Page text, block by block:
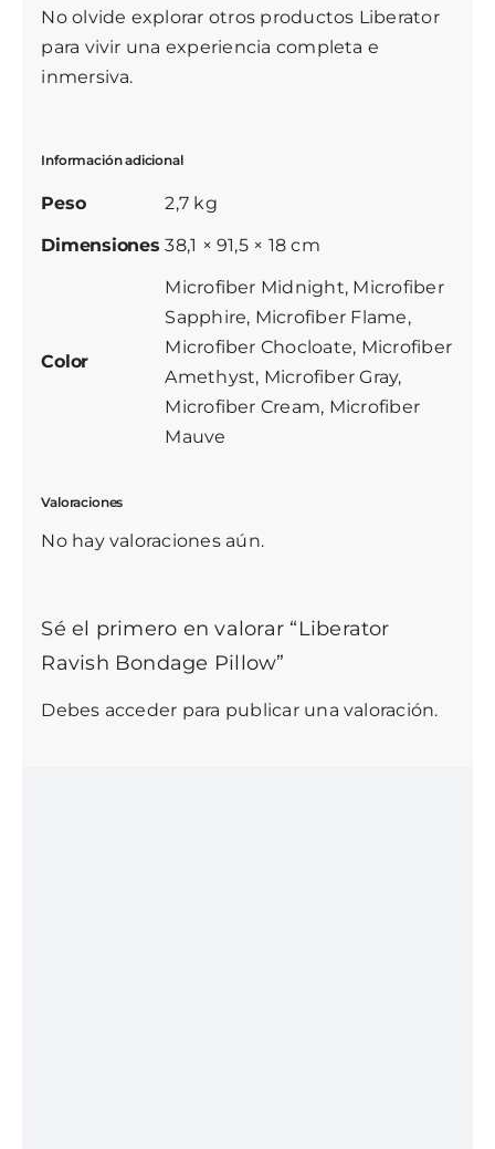
No olvide explorar otros productos Liberator
para vivir una experiencia completa e
inmersiva.
Información adicional
Peso
2,7 kg
Dimensiones 38,1 × 91,5 × 18 cm
Color
Microfiber Midnight, Microfiber
Sapphire, Microfiber Flame,
Microfiber Chocloate, Microfiber
Amethyst, Microfiber Gray,
Microfiber Cream, Microfiber
Mauve
Valoraciones
No hay valoraciones aún.
Sé el primero en valorar “Liberator
Ravish Bondage Pillow”
Debes acceder para publicar una valoración.